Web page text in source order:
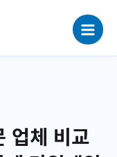
업체 비교